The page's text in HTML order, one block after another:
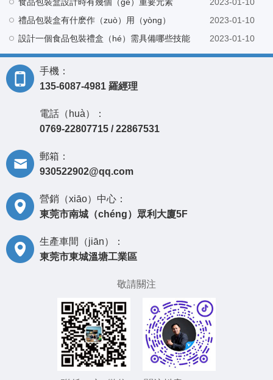
禮品包裝盒有什麽作（zuò）用（yòng）
2023-01-10
設計一個食品包裝禮盒（hé）需具備哪些技能
2023-01-10
手機：
135-6087-4981 羅經理
電話（huà）：
0769-22807715 / 22867531
郵箱：
930522902@qq.com
營銷（xiāo）中心：
東莞市南城（chéng）眾利大廈5F
生產車間（jiān）：
東莞市東城溫塘工業區
敬請關注